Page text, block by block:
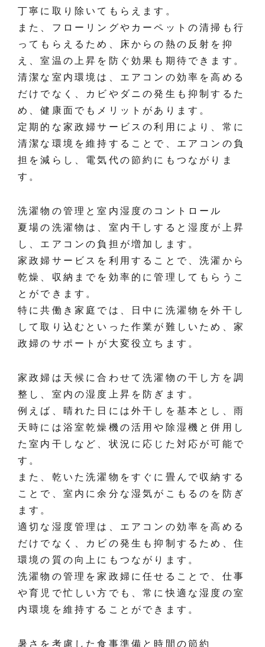
丁寧に取り除いてもらえます。
また、フローリングやカーペットの清掃も行
ってもらえるため、床からの熱の反射を抑
え、室温の上昇を防ぐ効果も期待できます。
清潔な室内環境は、エアコンの効率を高める
だけでなく、カビやダニの発生も抑制するた
め、健康面でもメリットがあります。
定期的な家政婦サービスの利用により、常に
清潔な環境を維持することで、エアコンの負
担を減らし、電気代の節約にもつながりま
す。
洗濯物の管理と室内湿度のコントロール
夏場の洗濯物は、室内干しすると湿度が上昇
し、エアコンの負担が増加します。
家政婦サービスを利用することで、洗濯から
乾燥、収納までを効率的に管理してもらうこ
とができます。
特に共働き家庭では、日中に洗濯物を外干し
して取り込むといった作業が難しいため、家
政婦のサポートが大変役立ちます。
家政婦は天候に合わせて洗濯物の干し方を調
整し、室内の湿度上昇を防ぎます。
例えば、晴れた日には外干しを基本とし、雨
天時には浴室乾燥機の活用や除湿機と併用し
た室内干しなど、状況に応じた対応が可能で
す。
また、乾いた洗濯物をすぐに畳んで収納する
ことで、室内に余分な湿気がこもるのを防ぎ
ます。
適切な湿度管理は、エアコンの効率を高める
だけでなく、カビの発生も抑制するため、住
環境の質の向上にもつながります。
洗濯物の管理を家政婦に任せることで、仕事
や育児で忙しい方でも、常に快適な湿度の室
内環境を維持することができます。
暑さを考慮した食事準備と時間の節約